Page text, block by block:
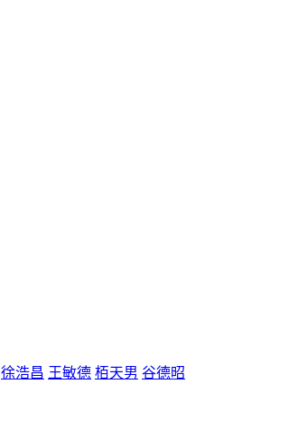
徐浩昌 王敏德 栢天男 谷德昭